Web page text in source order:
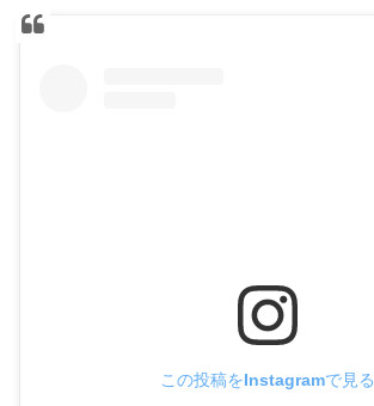
この投稿をInstagramで見る